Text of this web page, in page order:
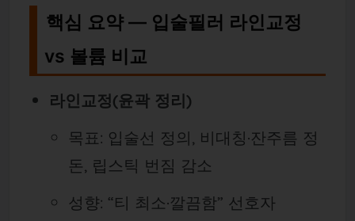
핵심 요약 — 입술필러 라인교정
vs 볼륨 비교
라인교정(윤곽 정리)
목표: 입술선 정의, 비대칭·잔주름 정
돈, 립스틱 번짐 감소
성향: “티 최소·깔끔함” 선호자